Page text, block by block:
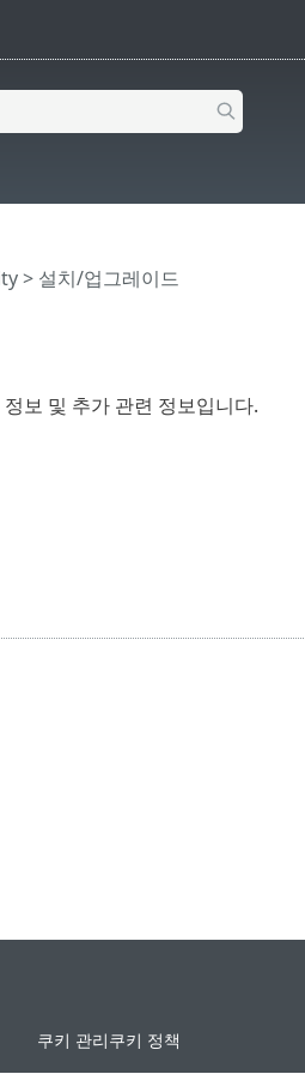
> 설치/업그레이드
보 및 추가 관련 정보입니다.
쿠키 관리쿠키 정책